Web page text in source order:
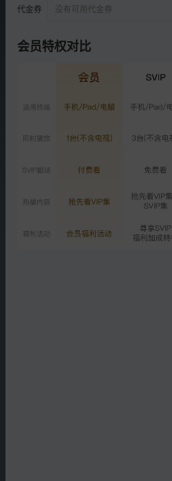
24 彩1
彩5 彩6
荐
精彩短片
代金券 没有可用代金券
会员特权对比